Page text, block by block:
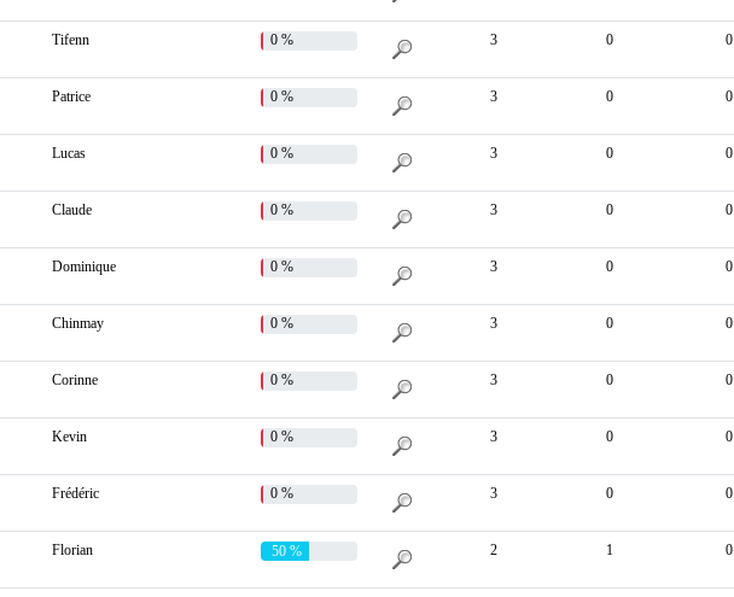
Tifenn 0 % 3 0 0
Patrice 0 % 3 0 0
Lucas 0 % 3 0 0
Claude 0 % 3 0 0
Dominique 0 % 3 0 0
Chinmay 0 % 3 0 0
Corinne 0 % 3 0 0
Kevin 0 % 3 0 0
Frédéric 0 % 3 0 0
Florian 50 % 2 1 0